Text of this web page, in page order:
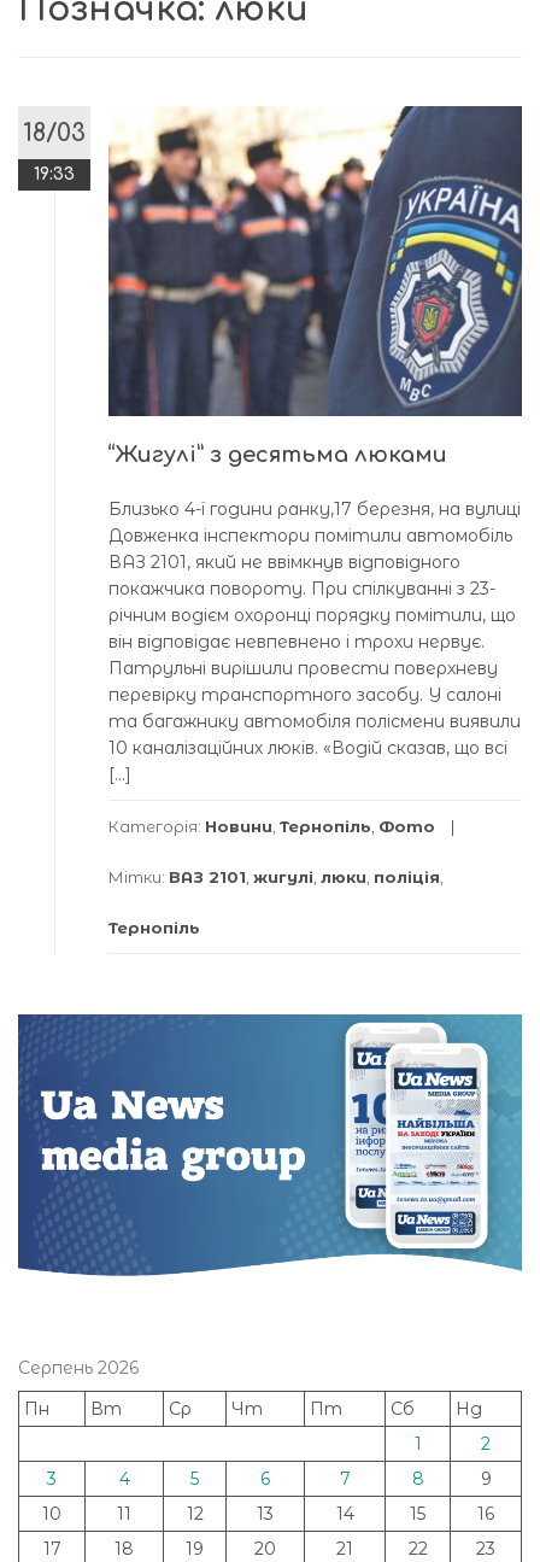
Позначка: люки
18/03
19:33
“Жигулі” з десятьма люками
Близько 4-ї години ранку,17 березня, на вулиці
Довженка інспектори помітили автомобіль
ВАЗ 2101, який не ввімкнув відповідного
покажчика повороту. При спілкуванні з 23-
річним водієм охоронці порядку помітили, що
він відповідає невпевнено і трохи нервує.
Патрульні вирішили провести поверхневу
перевірку транспортного засобу. У салоні
та багажнику автомобіля полісмени виявили
10 каналізаційних люків. «Водій сказав, що всі
[…]
Категорія: Новини, Тернопіль, Фото
Мітки: ВАЗ 2101, жигулі, люки, поліція,
Тернопіль
Серпень 2026
Пн
Вт Ср Чт Пт Сб
Нд
1
2
3
4 5 6 7 8
9
10
11 12 13 14 15
16
17
18 19 20 21 22
23